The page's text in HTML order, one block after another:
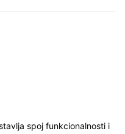
spoj funkcionalnosti i